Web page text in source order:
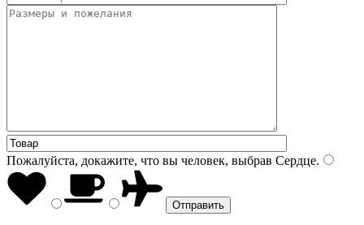
Пожалуйста, докажите, что вы человек, выбрав Сердце.